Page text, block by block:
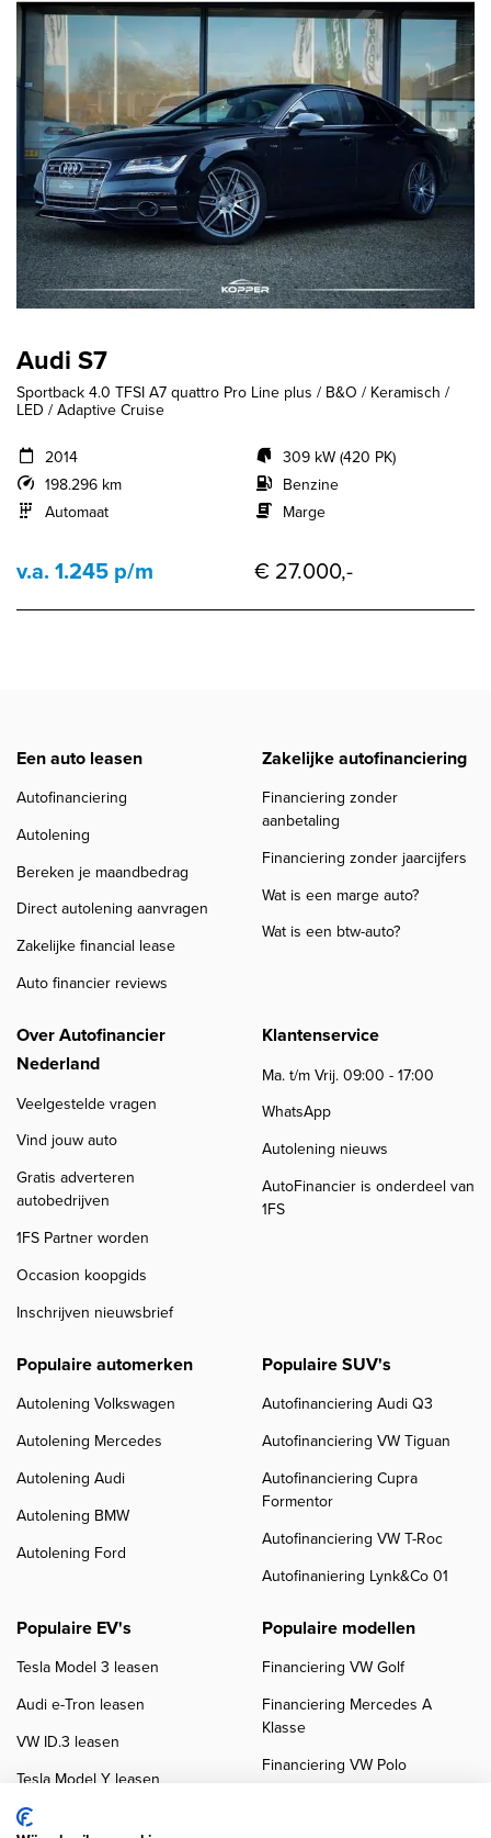
Audi S7
Sportback 4.0 TFSI A7 quattro Pro Line plus / B&O / Keramisch /
LED / Adaptive Cruise
2014
198.296 km
Automaat
309 kW (420 PK)
Benzine
Marge
v.a. 1.245 p/m € 27.000,-
Een auto leasen
Autofinanciering
Autolening
Bereken je maandbedrag
Direct autolening aanvragen
Zakelijke financial lease
Auto financier reviews
Zakelijke autofinanciering
Financiering zonder
aanbetaling
Financiering zonder jaarcijfers
Wat is een marge auto?
Wat is een btw-auto?
Over Autofinancier
Nederland
Veelgestelde vragen
Vind jouw auto
Gratis adverteren
autobedrijven
1FS Partner worden
Occasion koopgids
Inschrijven nieuwsbrief
Klantenservice
Ma. t/m Vrij. 09:00 - 17:00
WhatsApp
Autolening nieuws
AutoFinancier is onderdeel van
1FS
Populaire automerken
Autolening Volkswagen
Autolening Mercedes
Autolening Audi
Autolening BMW
Autolening Ford
Populaire SUV's
Autofinanciering Audi Q3
Autofinanciering VW Tiguan
Autofinanciering Cupra
Formentor
Autofinanciering VW T-Roc
Autofinaniering Lynk&Co 01
Populaire EV's
Tesla Model 3 leasen
Audi e-Tron leasen
VW ID.3 leasen
Tesla Model Y leasen
VW ID.4 leasen
Populaire modellen
Financiering VW Golf
Financiering Mercedes A
Klasse
Financiering VW Polo